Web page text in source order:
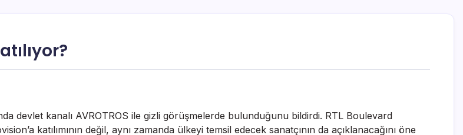
devlet kanalı AVROTROS ile gizli görüşmelerde bulunduğunu bildirdi. RTL Boulevard
katılımının değil, aynı zamanda ülkeyi temsil edecek sanatçının da açıklanacağını öne